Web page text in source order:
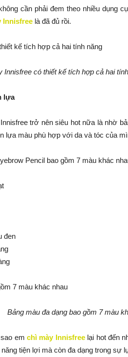
cần phải đem theo nhiều dụng
Innisfree là đã đủ rồi.
Innisfree có thiết kế tích hợp cả hai
lựa
trở nên siêu hot nữa là nhờ
lựa màu phù hợp với da và tóc của
Pencil bao gồm 7 màu khác
đen
Bảng màu đa dạng bao gồm 7 màu
sao emchì mày Innisfreelại hot đến
tiện lợi mà còn đa dạng trong sự